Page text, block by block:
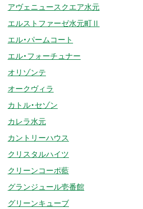
アヴェニュースクエア水元
エルストファーゼ水元町Ⅱ
エル・パームコート
エル・フォーチュナー
オリゾンテ
オークヴィラ
カトル・セゾン
カレラ水元
カントリーハウス
クリスタルハイツ
クリーンコーポ藍
グランジュール壱番館
グリーンキューブ